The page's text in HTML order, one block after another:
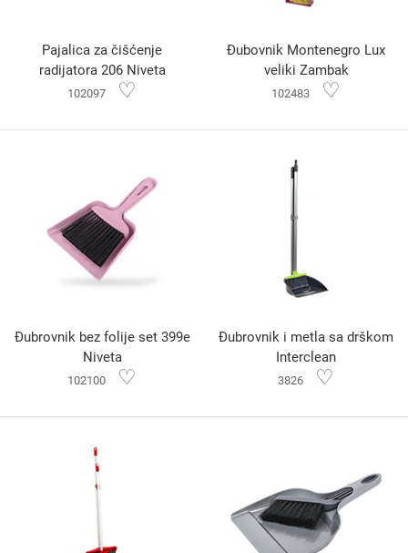
Pajalica za čišćenje
radijatora 206 Niveta
102097 ♡
Đubovnik Montenegro Lux
veliki Zambak
102483 ♡
Đubrovnik bez folije set 399e
Niveta
102100 ♡
Đubrovnik i metla sa drškom
Interclean
3826 ♡